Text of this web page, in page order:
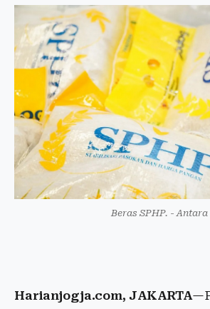
Beras SPHP. - Antara
Harianjogja.com, JAKARTA